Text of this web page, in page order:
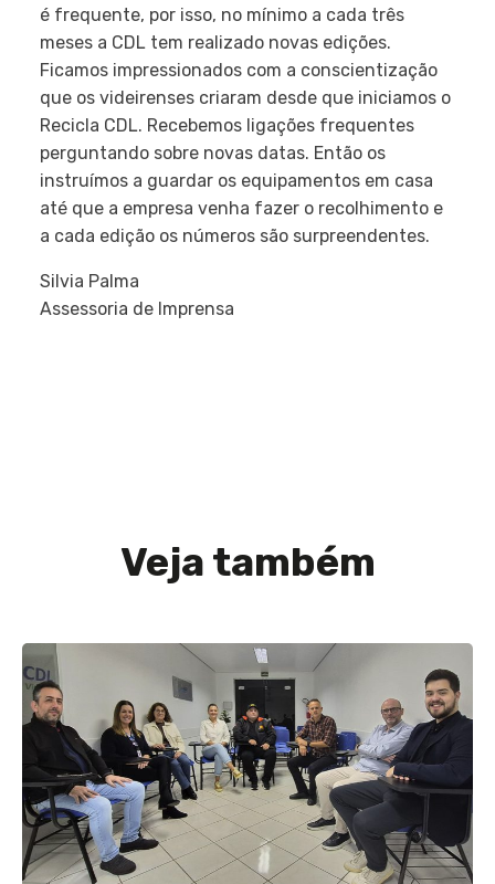
é frequente, por isso, no mínimo a cada três
meses a CDL tem realizado novas edições.
Ficamos impressionados com a conscientização
que os videirenses criaram desde que iniciamos o
Recicla CDL. Recebemos ligações frequentes
perguntando sobre novas datas. Então os
instruímos a guardar os equipamentos em casa
até que a empresa venha fazer o recolhimento e
a cada edição os números são surpreendentes.
Silvia Palma
Assessoria de Imprensa
Veja também